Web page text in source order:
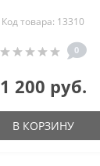
Код товара: 13310
0
1 200 руб.
В КОРЗИНУ